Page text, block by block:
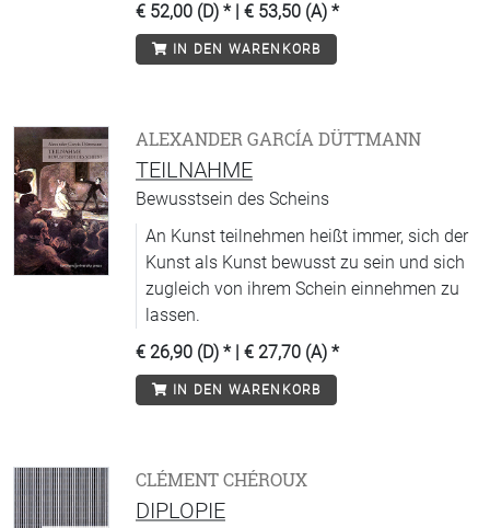
€ 52,00 (D) * | € 53,50 (A) *
IN DEN WARENKORB
ALEXANDER GARCÍA DÜTTMANN
TEILNAHME
Bewusstsein des Scheins
An Kunst teilnehmen heißt immer, sich der
Kunst als Kunst bewusst zu sein und sich
zugleich von ihrem Schein einnehmen zu
lassen.
€ 26,90 (D) * | € 27,70 (A) *
IN DEN WARENKORB
CLÉMENT CHÉROUX
DIPLOPIE